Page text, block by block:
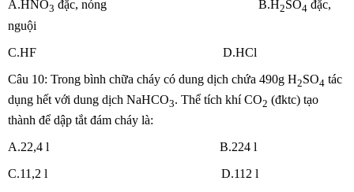
A.HNO3 đặc, nóng B.H2SO4 đặc,
nguội
C.HF D.HCl
Câu 10: Trong bình chữa cháy có dung dịch chứa 490g H2SO4 tác
dụng hết với dung dịch NaHCO3. Thể tích khí CO2 (đktc) tạo
thành để dập tắt đám cháy là:
A.22,4 l B.224 l
C.11,2 l D.112 l